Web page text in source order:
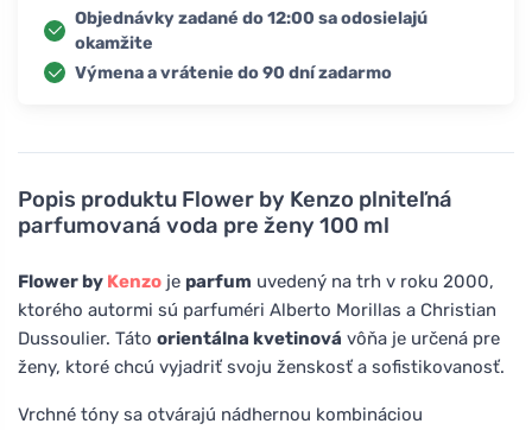
Popis produktu Flower by Kenzo plniteľná
parfumovaná voda pre ženy 100 ml
Flower by Kenzo je parfum uvedený na trh v roku 2000,
ktorého autormi sú parfuméri Alberto Morillas a Christian
Dussoulier. Táto orientálna kvetinová vôňa je určená pre
ženy, ktoré chcú vyjadriť svoju ženskosť a sofistikovanosť.
Vrchné tóny sa otvárajú nádhernou kombináciou
Objednávky zadané do 12:00 sa odosielajú
okamžite
Výmena a vrátenie do 90 dní zadarmo